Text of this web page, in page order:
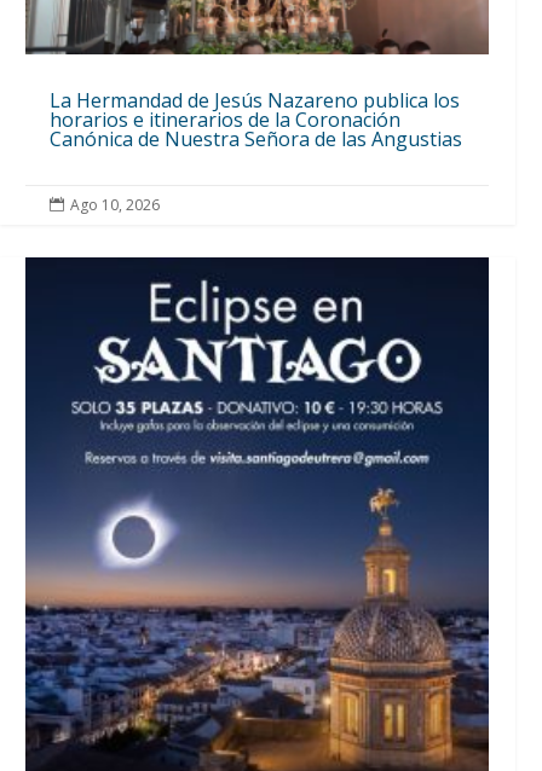
La Hermandad de Jesús Nazareno publica los
horarios e itinerarios de la Coronación
Canónica de Nuestra Señora de las Angustias
 Ago 10, 2026